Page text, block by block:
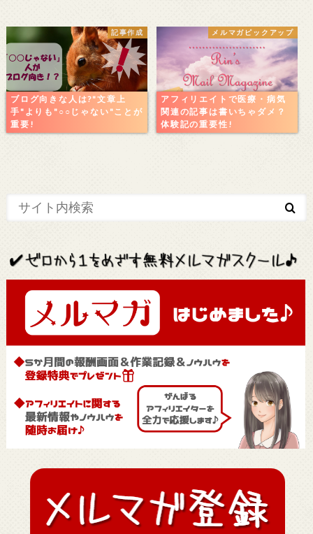
記事作成
ブログ向きな人は?"文章上
手"よりも"○○じゃない"ことが
重要!
メルマガピックアップ
アフィリエイトで医療・病気
関連の記事は書いちゃダメ？
体験記の重要性!